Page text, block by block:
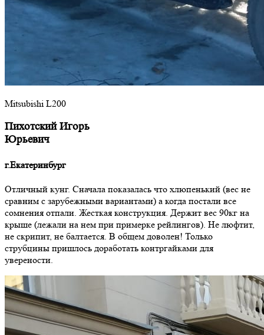
Mitsubishi L200
Пихотский Игорь
Юрьевич
г.Екатеринбург
Отличный кунг. Сначала показалась что хлюпенький (вес не
сравним с зарубежными вариантами) а когда постали все
сомнения отпали. Жесткая конструкция. Держит вес 90кг на
крыше (лежали на нем при примерке рейлингов). Не люфтит,
не скрипит, не балтается. В общем доволен! Только
струбцины пришлось доработать контргайками для
уверености.